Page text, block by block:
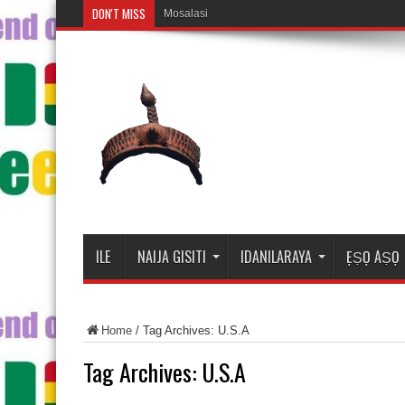
DON'T MISS Mosalasi Fe Di Wi
ILE NAIJA GISITI IDANILARAYA ẸṢỌ AṢỌ
Home / Tag Archives: U.S.A
Tag Archives: U.S.A